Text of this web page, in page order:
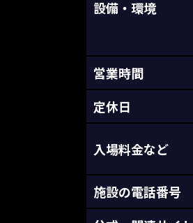
設備・環境
営業時間
定休日
入場料金など
施設の電話番号